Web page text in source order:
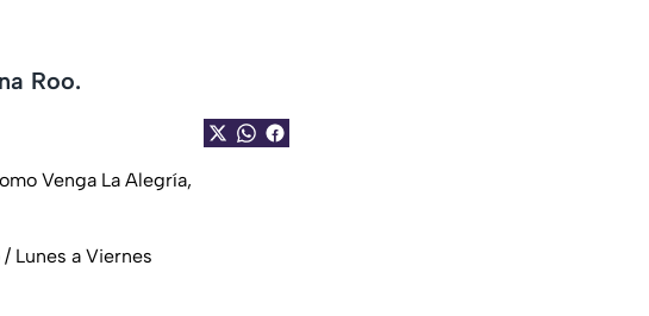
Roo.
Venga La Alegría,
Lunes a Viernes